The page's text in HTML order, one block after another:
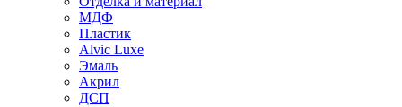
МДФ
Пластик
Alvic Luxe
Эмаль
Акрил
ДСП